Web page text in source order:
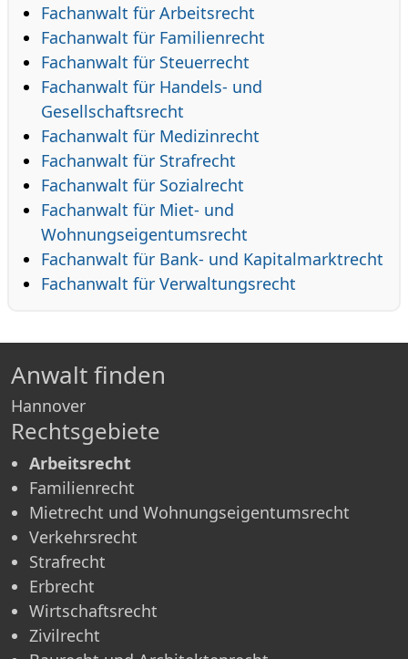
Fachanwalt für Arbeitsrecht
Fachanwalt für Familienrecht
Fachanwalt für Steuerrecht
Fachanwalt für Handels- und
Gesellschaftsrecht
Fachanwalt für Medizinrecht
Fachanwalt für Strafrecht
Fachanwalt für Sozialrecht
Fachanwalt für Miet- und
Wohnungseigentumsrecht
Fachanwalt für Bank- und Kapitalmarktrecht
Fachanwalt für Verwaltungsrecht
Anwalt finden
Hannover
Rechtsgebiete
Arbeitsrecht
Familienrecht
Mietrecht und Wohnungseigentumsrecht
Verkehrsrecht
Strafrecht
Erbrecht
Wirtschaftsrecht
Zivilrecht